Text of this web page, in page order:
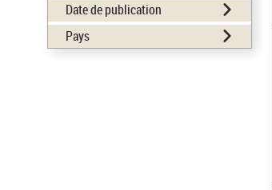
Date de publication
Pays